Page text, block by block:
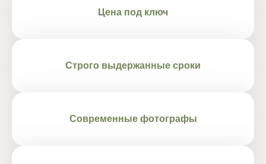
Цена под ключ
Строго выдержанные сроки
Современные фотографы